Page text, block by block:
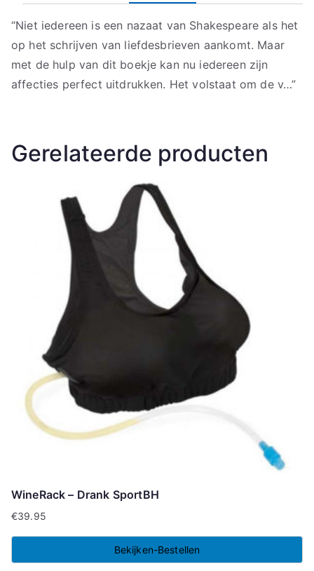
“Niet iedereen is een nazaat van Shakespeare als het
op het schrijven van liefdesbrieven aankomt. Maar
met de hulp van dit boekje kan nu iedereen zijn
affecties perfect uitdrukken. Het volstaat om de v…”
Gerelateerde producten
WineRack – Drank SportBH
€39.95
Bekijken-Bestellen